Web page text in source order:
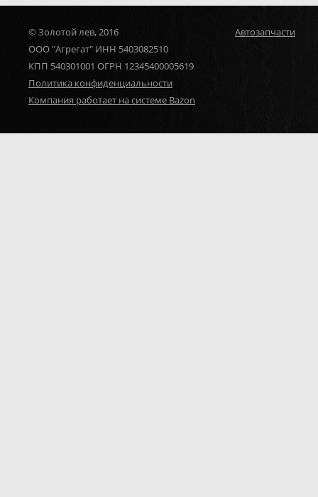
© Золотой лев, 2016
ООО "Агрегат" ИНН 5403082510
КПП 540301001 ОГРН 12345400005619
Политика конфиденциальности
Компания работает на системе Bazon
Автозапчасти